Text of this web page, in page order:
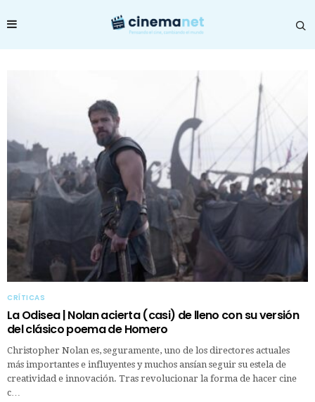
CRÍTICAS
La Odisea | Nolan acierta (casi) de lleno con su versión
del clásico poema de Homero
Christopher Nolan es, seguramente, uno de los directores actuales
más importantes e influyentes y muchos ansían seguir su estela de
creatividad e innovación. Tras revolucionar la forma de hacer cine
c…